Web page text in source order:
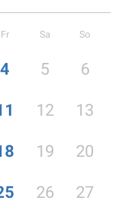
Fr Sa So
4 5 6
12 13
19 20
26 27